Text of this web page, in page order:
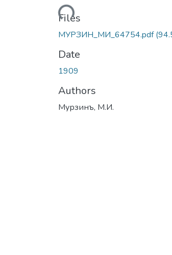
Loading...
Files
МУРЗИН_МИ_64754.pdf
Date
1909
Authors
Мурзинъ, М.И.